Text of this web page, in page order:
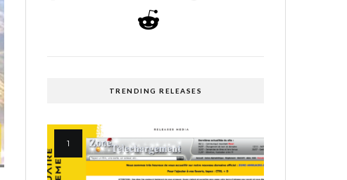
TRENDING RELEASES